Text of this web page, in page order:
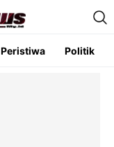
Peristiwa Politik